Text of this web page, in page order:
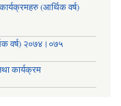
(आर्थिक वर्ष)
वर्ष) २०७४।०७५
कार्यक्रम